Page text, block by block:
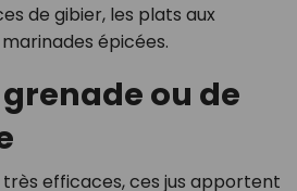
de gibier, les plats aux
épicées.
grenade ou de
efficaces, ces jus apportent